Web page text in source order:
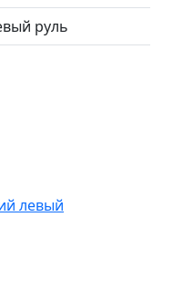
руль
левый